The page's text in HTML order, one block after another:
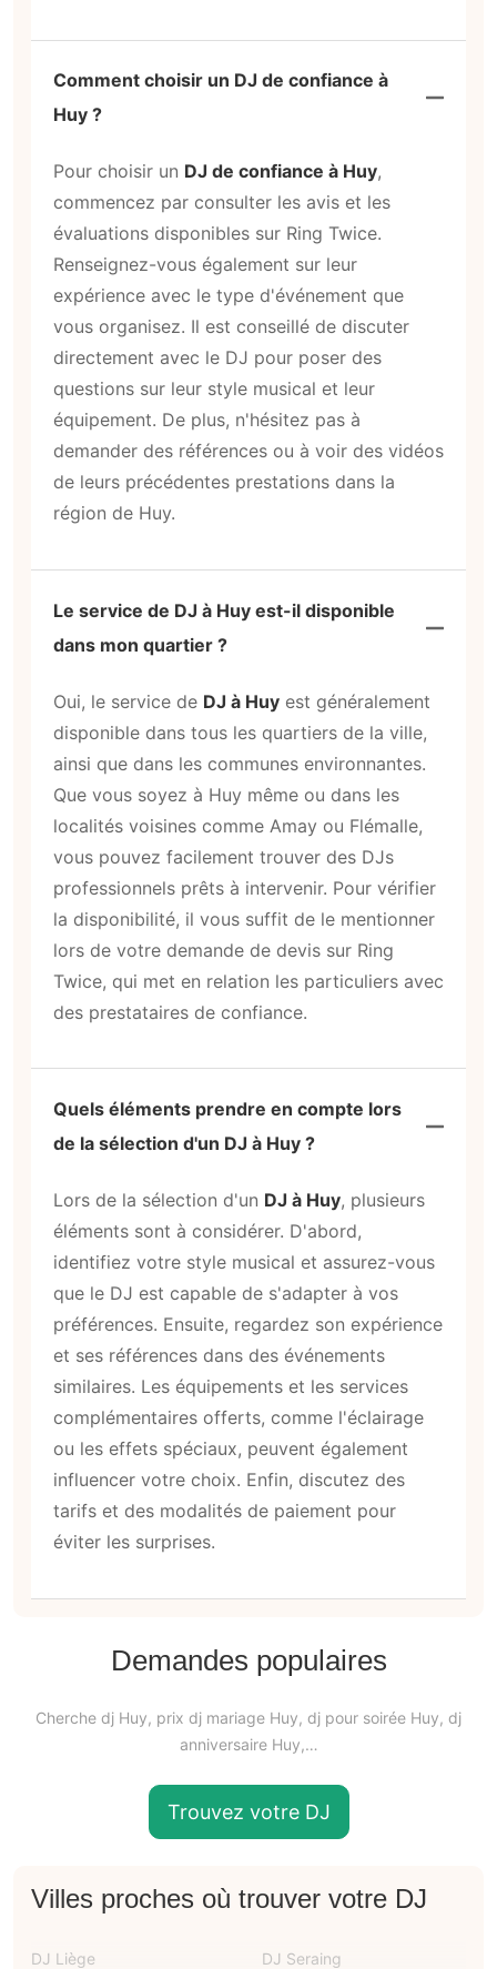
Comment choisir un DJ de confiance à
Huy ?
Pour choisir un DJ de confiance à Huy,
commencez par consulter les avis et les
évaluations disponibles sur Ring Twice.
Renseignez-vous également sur leur
expérience avec le type d'événement que
vous organisez. Il est conseillé de discuter
directement avec le DJ pour poser des
questions sur leur style musical et leur
équipement. De plus, n'hésitez pas à
demander des références ou à voir des vidéos
de leurs précédentes prestations dans la
région de Huy.
Le service de DJ à Huy est-il disponible
dans mon quartier ?
Oui, le service de DJ à Huy est généralement
disponible dans tous les quartiers de la ville,
ainsi que dans les communes environnantes.
Que vous soyez à Huy même ou dans les
localités voisines comme Amay ou Flémalle,
vous pouvez facilement trouver des DJs
professionnels prêts à intervenir. Pour vérifier
la disponibilité, il vous suffit de le mentionner
lors de votre demande de devis sur Ring
Twice, qui met en relation les particuliers avec
des prestataires de confiance.
Quels éléments prendre en compte lors
de la sélection d'un DJ à Huy ?
Lors de la sélection d'un DJ à Huy, plusieurs
éléments sont à considérer. D'abord,
identifiez votre style musical et assurez-vous
que le DJ est capable de s'adapter à vos
préférences. Ensuite, regardez son expérience
et ses références dans des événements
similaires. Les équipements et les services
complémentaires offerts, comme l'éclairage
ou les effets spéciaux, peuvent également
influencer votre choix. Enfin, discutez des
tarifs et des modalités de paiement pour
éviter les surprises.
Demandes populaires
Cherche dj Huy, prix dj mariage Huy, dj pour soirée Huy, dj
anniversaire Huy,…
Trouvez votre DJ
Villes proches où trouver votre DJ
DJ Liège
DJ Seraing